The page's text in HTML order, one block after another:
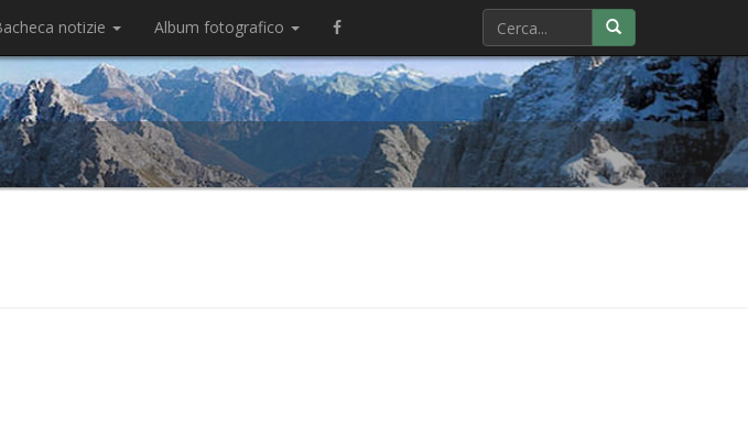
notizie Album fotografico